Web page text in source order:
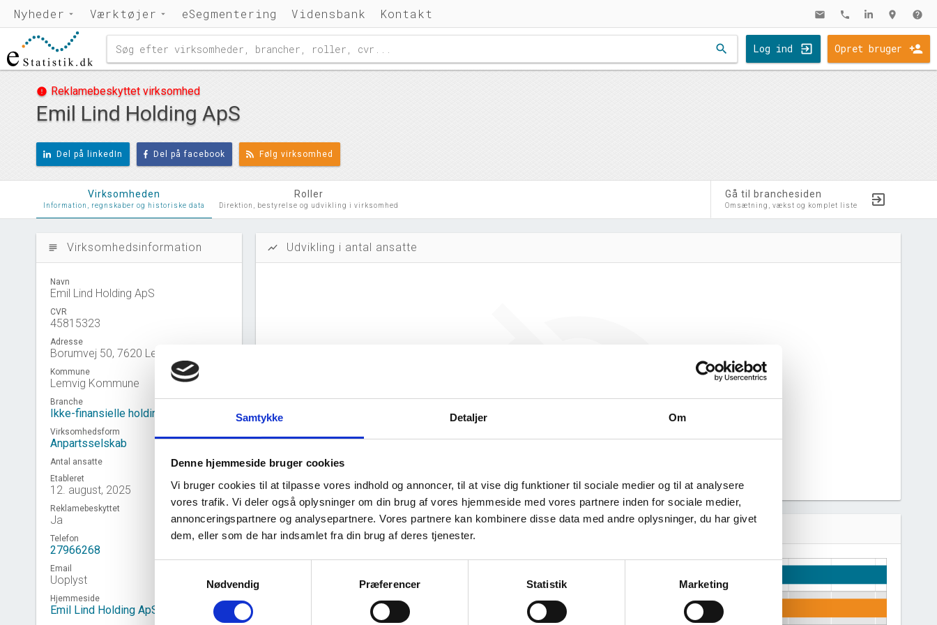
Samtykke Detaljer Om
Denne hjemmeside bruger cookies
Vi bruger cookies til at tilpasse vores indhold og annoncer, til at vise dig funktioner til sociale medier og til at analysere
vores trafik. Vi deler også oplysninger om din brug af vores hjemmeside med vores partnere inden for sociale medier,
annonceringspartnere og analysepartnere. Vores partnere kan kombinere disse data med andre oplysninger, du har givet
dem, eller som de har indsamlet fra din brug af deres tjenester.
Nødvendig
Præferencer Statistik Marketing
Nyheder Værktøjer eSegmentering Vidensbank Kontakt mail phone location_on help
search Log ind Opret bruger
error Reklamebeskyttet virksomhed
Emil Lind Holding ApS
Del på linkedIn Del på facebook Følg virksomhed
Virksomheden
Information, regnskaber og historiske data
Roller
Direktion, bestyrelse og udvikling i virksomhed
Gå til branchesiden
Omsætning, vækst og komplet liste
subject Virksomhedsinformation
Navn
Emil Lind Holding ApS
CVR
45815323
Adresse
Borumvej 50, 7620 Lemvig
Kommune
Lemvig Kommune
Branche
Ikke-finansielle holdingselskaber
Virksomhedsform
Anpartsselskab
Antal ansatte
Etableret
12. august, 2025
Reklamebeskyttet
Ja
Telefon
27966268
Email
Uoplyst
Hjemmeside
Emil Lind Holding ApS
show_chart Udvikling i antal ansatte
Emil Lind Holding ApS har ikke haft nogen
generere figuren for denne virksomhed.
Virksomhedshistorik
Borumvej 50, 7620 Lemvig